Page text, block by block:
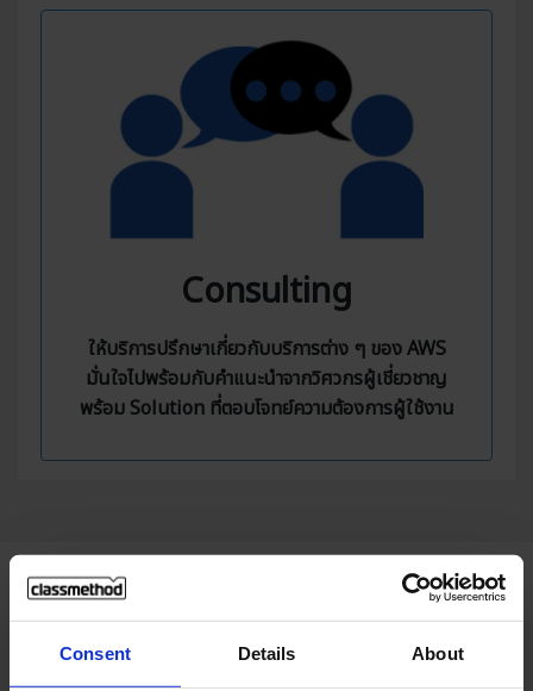
Consent Details About
Consulting
ให้บริการปรึกษาเกี่ยวกับบริการต่าง ๆ ของ AWS
มั่นใจไปพร้อมกับคำแนะนำจากวิศวกรผู้เชี่ยวชาญ
พร้อม Solution ที่ตอบโจทย์ความต้องการผู้ใช้งาน
Use Cases